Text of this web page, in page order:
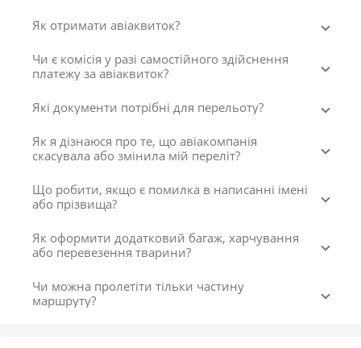
Як отримати авіаквиток?
Чи є комісія у разі самостійного здійснення
платежу за авіаквиток?
Які документи потрібні для перельоту?
Як я дізнаюся про те, що авіакомпанія
скасувала або змінила мій переліт?
Що робити, якщо є помилка в написанні імені
або прізвища?
Як оформити додатковий багаж, харчування
або перевезення тварини?
Чи можна пролетіти тільки частину
маршруту?